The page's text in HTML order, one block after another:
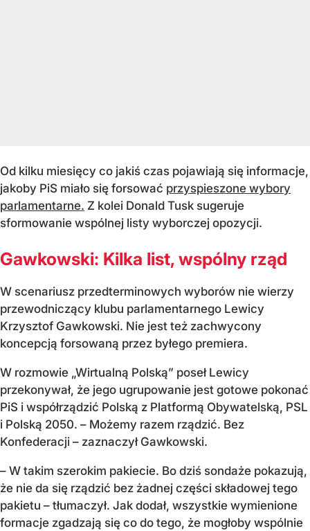
Od kilku miesięcy co jakiś czas pojawiają się informacje,
jakoby PiS miało się forsować przyspieszone wybory
parlamentarne. Z kolei Donald Tusk sugeruje
sformowanie wspólnej listy wyborczej opozycji.
Gawkowski: Kilka list, wspólny rząd
W scenariusz przedterminowych wyborów nie wierzy
przewodniczący klubu parlamentarnego Lewicy
Krzysztof Gawkowski. Nie jest też zachwycony
koncepcją forsowaną przez byłego premiera.
W rozmowie „Wirtualną Polską” poseł Lewicy
przekonywał, że jego ugrupowanie jest gotowe pokonać
PiS i współrządzić Polską z Platformą Obywatelską, PSL
i Polską 2050. – Możemy razem rządzić. Bez
Konfederacji – zaznaczył Gawkowski.
– W takim szerokim pakiecie. Bo dziś sondaże pokazują,
że nie da się rządzić bez żadnej części składowej tego
pakietu – tłumaczył. Jak dodał, wszystkie wymienione
formacje zgadzają się co do tego, że mogłoby wspólnie